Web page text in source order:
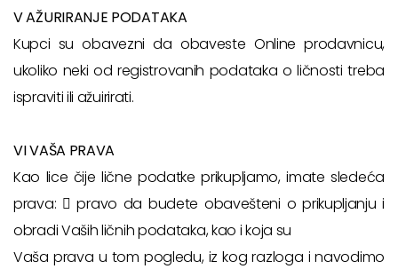
V AŽURIRANJE PODATAKA
Kupci su obavezni da obaveste Online prodavnicu,
ukoliko neki od registrovanih podataka o ličnosti treba
ispraviti ili ažuirirati.
VI VAŠA PRAVA
Kao lice čije lične podatke prikupljamo, imate sledeća
prava:  pravo da budete obavešteni o prikupljanju i
obradi Vaših ličnih podataka, kao i koja su
Vaša prava u tom pogledu, iz kog razloga i navodimo